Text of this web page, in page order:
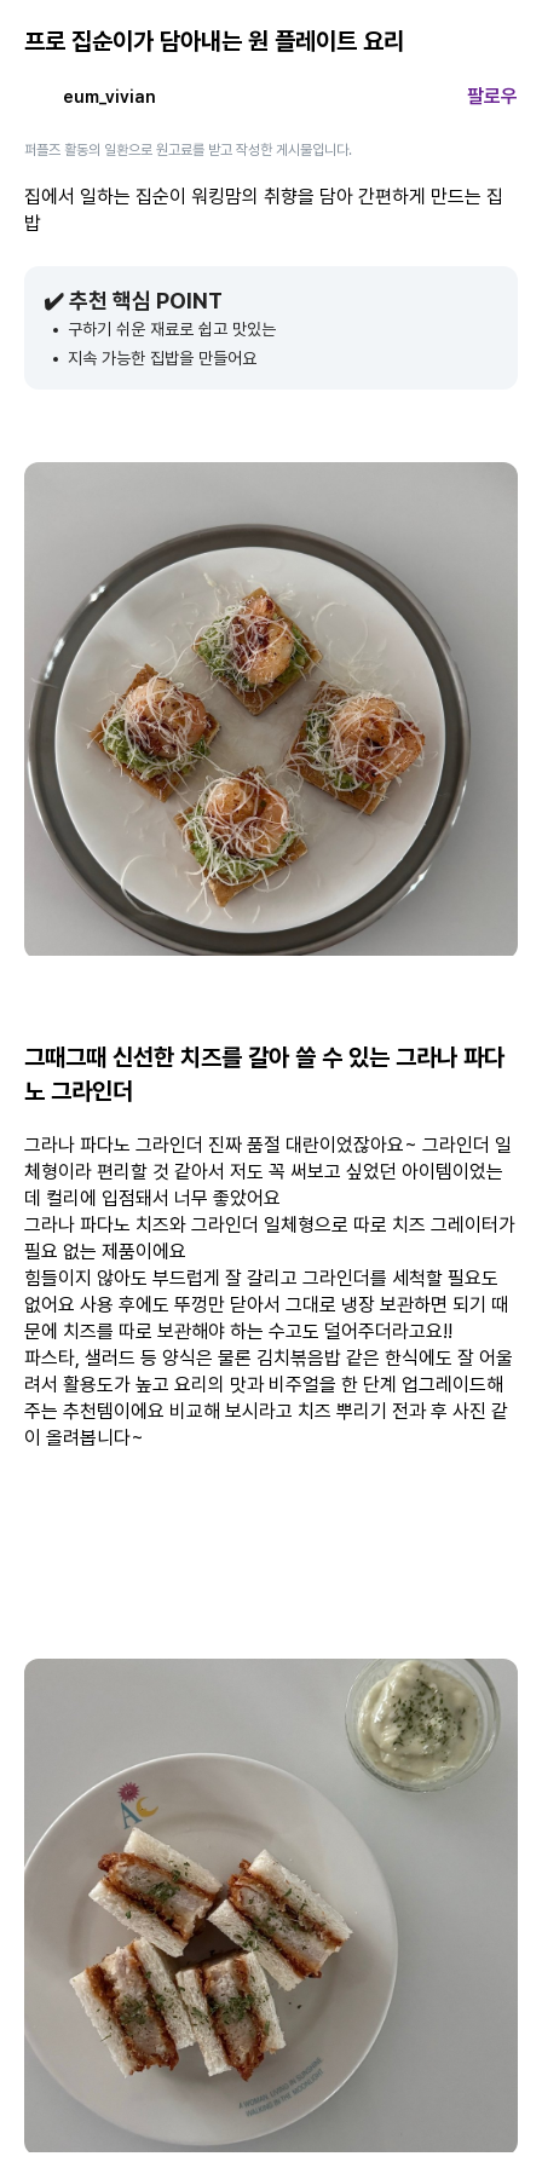
프로 집순이가 담아내는 원 플레이트 요리
eum_vivian 팔로우
퍼플즈 활동의 일환으로 원고료를 받고 작성한 게시물입니다.
집에서 일하는 집순이 워킹맘의 취향을 담아 간편하게 만드는 집
밥
✔️ 추천 핵심 POINT
구하기 쉬운 재료로 쉽고 맛있는
지속 가능한 집밥을 만들어요
그때그때 신선한 치즈를 갈아 쓸 수 있는 그라나 파다
노 그라인더
그라나 파다노 그라인더 진짜 품절 대란이었잖아요~ 그라인더 일
체형이라 편리할 것 같아서 저도 꼭 써보고 싶었던 아이템이었는
데 컬리에 입점돼서 너무 좋았어요
그라나 파다노 치즈와 그라인더 일체형으로 따로 치즈 그레이터가
필요 없는 제품이에요
힘들이지 않아도 부드럽게 잘 갈리고 그라인더를 세척할 필요도
없어요 사용 후에도 뚜껑만 닫아서 그대로 냉장 보관하면 되기 때
문에 치즈를 따로 보관해야 하는 수고도 덜어주더라고요!!
파스타, 샐러드 등 양식은 물론 김치볶음밥 같은 한식에도 잘 어울
려서 활용도가 높고 요리의 맛과 비주얼을 한 단계 업그레이드해
주는 추천템이에요 비교해 보시라고 치즈 뿌리기 전과 후 사진 같
이 올려봅니다~